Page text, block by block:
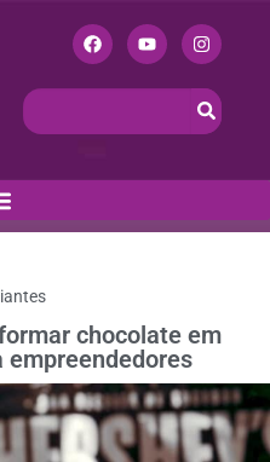
chocolate em
empreendedores